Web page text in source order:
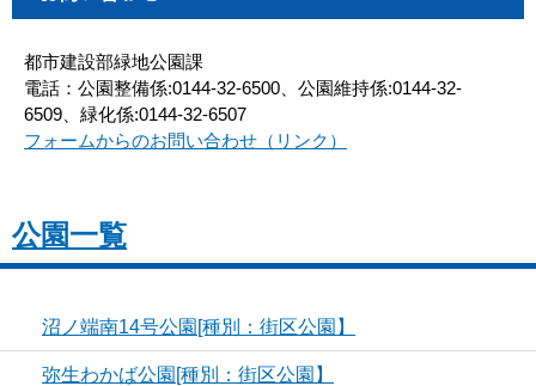
都市建設部緑地公園課
電話：公園整備係:0144-32-6500、公園維持係:0144-32-
6509、緑化係:0144-32-6507
フォームからのお問い合わせ（リンク）
公園一覧
沼ノ端南14号公園[種別：街区公園】
弥生わかば公園[種別：街区公園】